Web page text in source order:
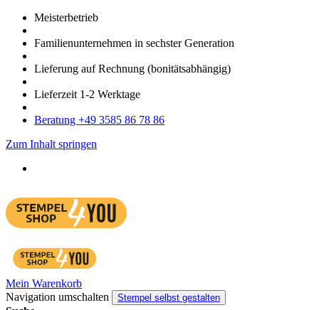
Meister­betrieb
Familien­unter­nehmen in sechster Gene­ration
Lieferung auf Rech­nung (bonitätsabhängig)
Liefer­zeit 1-2 Werk­tage
Bera­tung +49 3585 86 78 86
Zum Inhalt springen
Mein Warenkorb
Navigation umschalten
Stempel selbst gestalten